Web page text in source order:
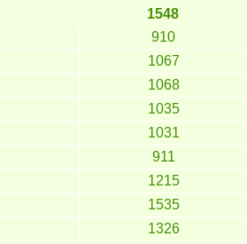
1548
910
1067
1068
1035
1031
911
1215
1535
1326